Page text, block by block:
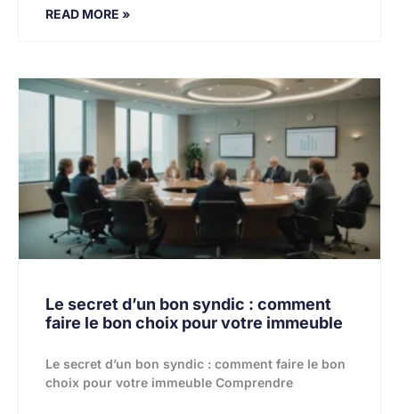
READ MORE »
Le secret d’un bon syndic : comment
faire le bon choix pour votre immeuble
Le secret d’un bon syndic : comment faire le bon
choix pour votre immeuble Comprendre